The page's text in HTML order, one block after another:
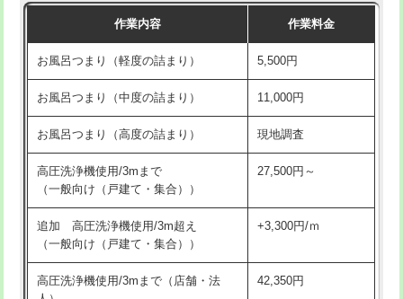
交換・取付（温水洗浄便座） 16,500円+材料費
交換・取付(単水栓（壁付・デッキ
式）)
13,200円+材料費
交換・取付(混合水栓（壁付・デッキ
式・ワンホール）)
16,500円+材料費
交換・取付(排水栓・排水トラップ
（P/S/ポップアップ））
22,000円+材料費
交換・取付（その他部品） 11,000円+材料費
持込商品取付（単水栓） 13,200円
作業内容 作業料金
お風呂つまり（軽度の詰まり） 5,500円
お風呂つまり（中度の詰まり） 11,000円
お風呂つまり（高度の詰まり） 現地調査
高圧洗浄機使用/3mまで
（一般向け（戸建て・集合））
27,500円～
追加 高圧洗浄機使用/3m超え
（一般向け（戸建て・集合））
+3,300円/ｍ
高圧洗浄機使用/3mまで（店舗・法
42,350円